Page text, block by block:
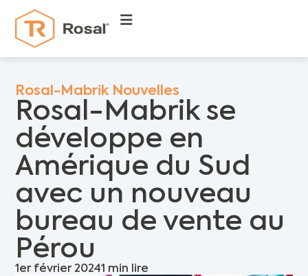
Rosal-Mabrik Nouvelles
Rosal-Mabrik se
développe en
Amérique du Sud
avec un nouveau
bureau de vente au
Pérou
1er février 20241 min lire